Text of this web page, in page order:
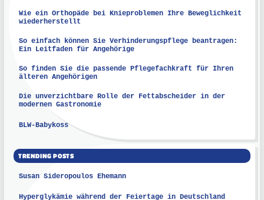
Wie ein Orthopäde bei Knieproblemen Ihre Beweglichkeit
wiederherstellt
So einfach können Sie Verhinderungspflege beantragen:
Ein Leitfaden für Angehörige
So finden Sie die passende Pflegefachkraft für Ihren
älteren Angehörigen
Die unverzichtbare Rolle der Fettabscheider in der
modernen Gastronomie
BLW-Babykoss
TRENDING POSTS
Susan Sideropoulos Ehemann
Hyperglykämie während der Feiertage in Deutschland